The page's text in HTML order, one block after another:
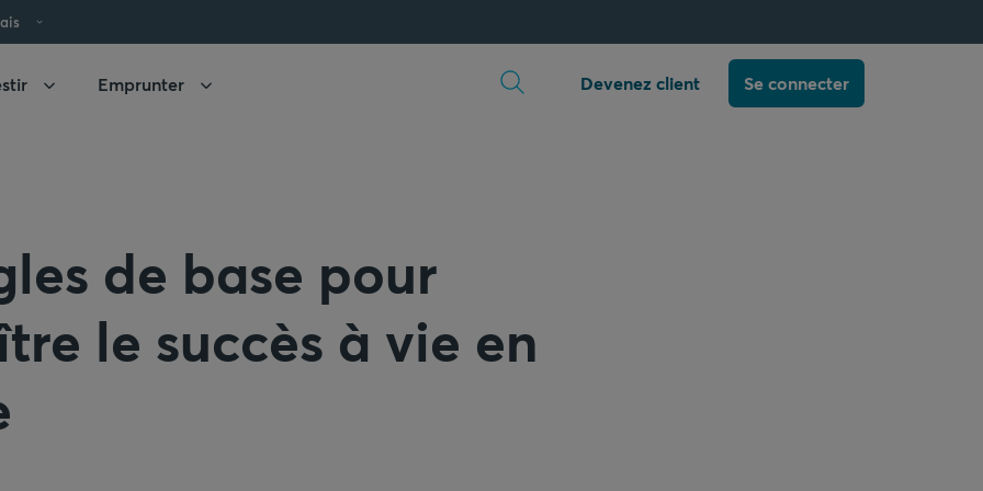
Emprunter Devenez client Se connecter
de base pour
le succès à vie en